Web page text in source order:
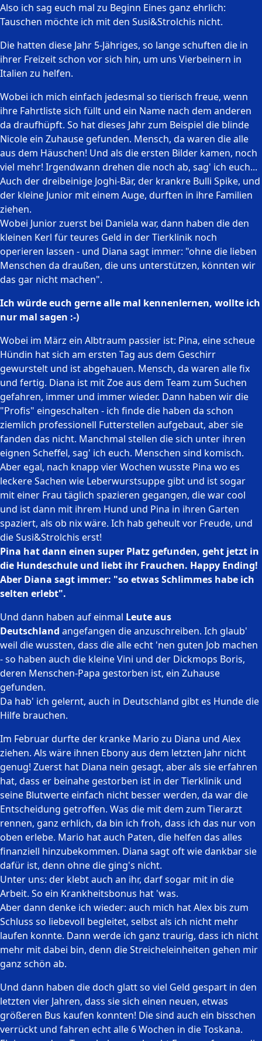
Also ich sag euch mal zu Beginn Eines ganz ehrlich:
Tauschen möchte ich mit den Susi&Strolchis nicht.
Die hatten diese Jahr 5-Jähriges, so lange schuften die in
ihrer Freizeit schon vor sich hin, um uns Vierbeinern in
Italien zu helfen.
Wobei ich mich einfach jedesmal so tierisch freue, wenn
ihre Fahrtliste sich füllt und ein Name nach dem anderen
da draufhüpft. So hat dieses Jahr zum Beispiel die blinde
Nicole ein Zuhause gefunden. Mensch, da waren die alle
aus dem Häuschen! Und als die ersten Bilder kamen, noch
viel mehr! Irgendwann drehen die noch ab, sag' ich euch...
Auch der dreibeinige Joghi-Bär, der krankre Bulli Spike, und
der kleine Junior mit einem Auge, durften in ihre Familien
ziehen.
Wobei Junior zuerst bei Daniela war, dann haben die den
kleinen Kerl für teures Geld in der Tierklinik noch
operieren lassen - und Diana sagt immer: "ohne die lieben
Menschen da draußen, die uns unterstützen, könnten wir
das gar nicht machen".
Ich würde euch gerne alle mal kennenlernen, wollte ich
nur mal sagen :-)
Wobei im März ein Albtraum passier ist: Pina, eine scheue
Hündin hat sich am ersten Tag aus dem Geschirr
gewurstelt und ist abgehauen. Mensch, da waren alle fix
und fertig. Diana ist mit Zoe aus dem Team zum Suchen
gefahren, immer und immer wieder. Dann haben wir die
"Profis" eingeschalten - ich finde die haben da schon
ziemlich professionell Futterstellen aufgebaut, aber sie
fanden das nicht. Manchmal stellen die sich unter ihren
eignen Scheffel, sag' ich euch. Menschen sind komisch.
Aber egal, nach knapp vier Wochen wusste Pina wo es
leckere Sachen wie Leberwurstsuppe gibt und ist sogar
mit einer Frau täglich spazieren gegangen, die war cool
und ist dann mit ihrem Hund und Pina in ihren Garten
spaziert, als ob nix wäre. Ich hab geheult vor Freude, und
die Susi&Strolchis erst!
Pina hat dann einen super Platz gefunden, geht jetzt in
die Hundeschule und liebt ihr Frauchen. Happy Ending!
Aber Diana sagt immer: "so etwas Schlimmes habe ich
selten erlebt".
Und dann haben auf einmal Leute aus
Deutschland angefangen die anzuschreiben. Ich glaub'
weil die wussten, dass die alle echt 'nen guten Job machen
- so haben auch die kleine Vini und der Dickmops Boris,
deren Menschen-Papa gestorben ist, ein Zuhause
gefunden.
Da hab' ich gelernt, auch in Deutschland gibt es Hunde die
Hilfe brauchen.
Im Februar durfte der kranke Mario zu Diana und Alex
ziehen. Als wäre ihnen Ebony aus dem letzten Jahr nicht
genug! Zuerst hat Diana nein gesagt, aber als sie erfahren
hat, dass er beinahe gestorben ist in der Tierklinik und
seine Blutwerte einfach nicht besser werden, da war die
Entscheidung getroffen. Was die mit dem zum Tierarzt
rennen, ganz erhlich, da bin ich froh, dass ich das nur von
oben erlebe. Mario hat auch Paten, die helfen das alles
finanziell hinzubekommen. Diana sagt oft wie dankbar sie
dafür ist, denn ohne die ging's nicht.
Unter uns: der klebt auch an ihr, darf sogar mit in die
Arbeit. So ein Krankheitsbonus hat 'was.
Aber dann denke ich wieder: auch mich hat Alex bis zum
Schluss so liebevoll begleitet, selbst als ich nicht mehr
laufen konnte. Dann werde ich ganz traurig, dass ich nicht
mehr mit dabei bin, denn die Streicheleinheiten gehen mir
ganz schön ab.
Und dann haben die doch glatt so viel Geld gespart in den
letzten vier Jahren, dass sie sich einen neuen, etwas
größeren Bus kaufen konnten! Die sind auch ein bisschen
verrückt und fahren echt alle 6 Wochen in die Toskana.